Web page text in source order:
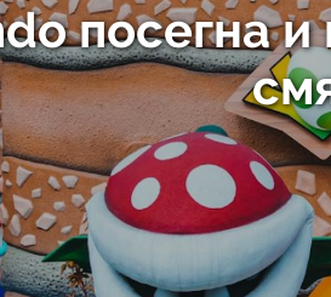
посегна и